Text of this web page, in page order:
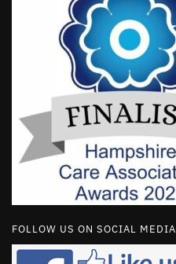
FOLLOW US ON SOCIAL MEDIA